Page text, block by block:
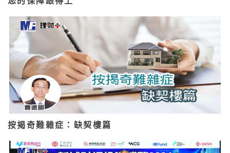
按揭奇難雜症：缺契樓篇